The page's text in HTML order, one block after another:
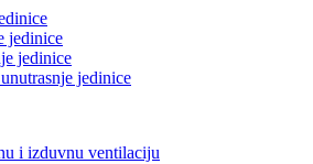
jedinice
jedinice
jedinice
i izduvnu ventilaciju